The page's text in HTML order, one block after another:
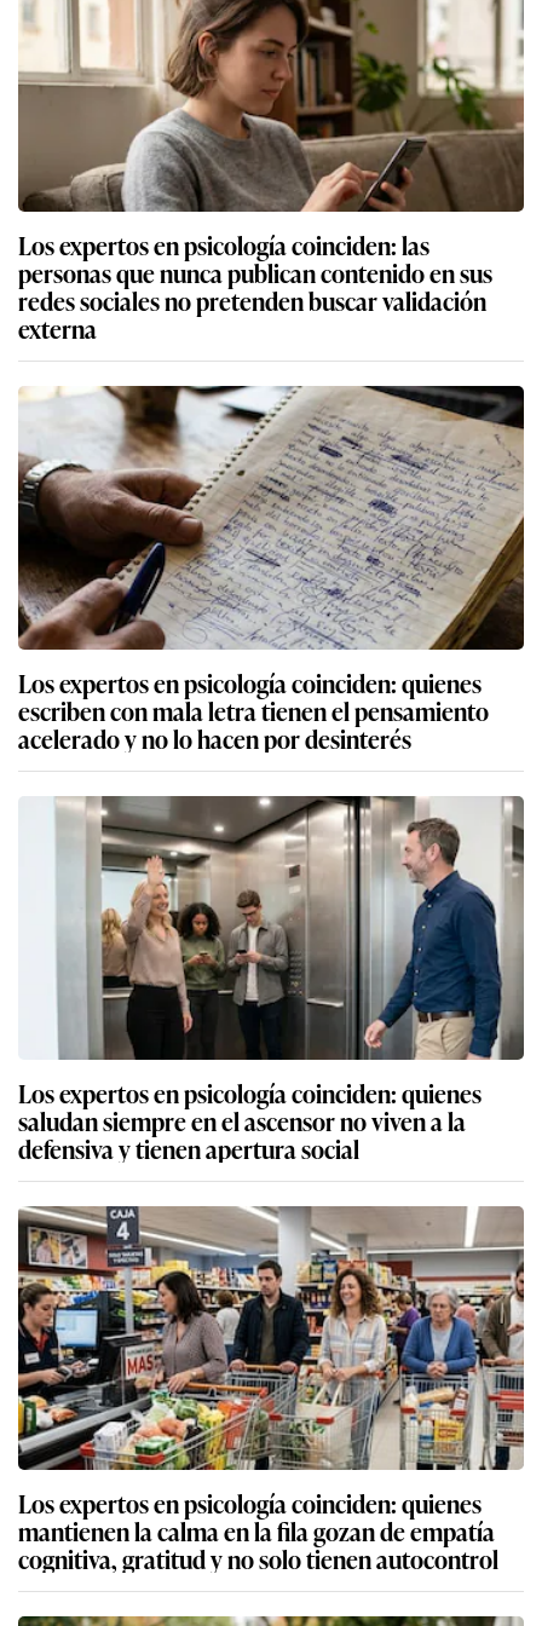
Los expertos en psicología coinciden: las
personas que nunca publican contenido en sus
redes sociales no pretenden buscar validación
externa
Los expertos en psicología coinciden: quienes
escriben con mala letra tienen el pensamiento
acelerado y no lo hacen por desinterés
Los expertos en psicología coinciden: quienes
saludan siempre en el ascensor no viven a la
defensiva y tienen apertura social
Los expertos en psicología coinciden: quienes
mantienen la calma en la fila gozan de empatía
cognitiva, gratitud y no solo tienen autocontrol